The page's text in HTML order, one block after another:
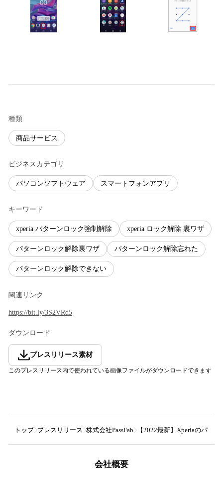
種類
商品サービス
ビジネスカテゴリ
パソコンソフトウェア スマートフォンアプリ
キーワード
xperia パターンロック強制解除 xperia ロック解除 裏ワザ
パターンロック解除裏ワザ パターンロック解除忘れた
パターンロック解除できない
関連リンク
https://bit.ly/3S2VRd5
ダウンロード
プレスリリース素材
このプレスリリース内で使われている画像ファイルがダウンロードできます
トップ プレスリリース 株式会社PassFab 【2022最新】Xperiaのパタ
会社概要